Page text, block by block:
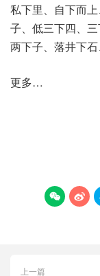
私下里、自下而
子、低三下四、
两下子、落井下
更多…
 
上一篇